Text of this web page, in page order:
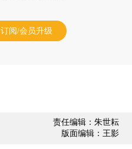
订阅/会员升级
责任编辑：朱世耘
版面编辑：王影